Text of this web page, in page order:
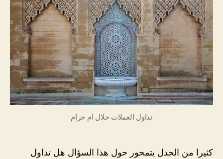
؟
حكم
تداول العملات حلال ام حرام
كثيرا من الجدل يتمحور حول هذا السؤال هل تداول